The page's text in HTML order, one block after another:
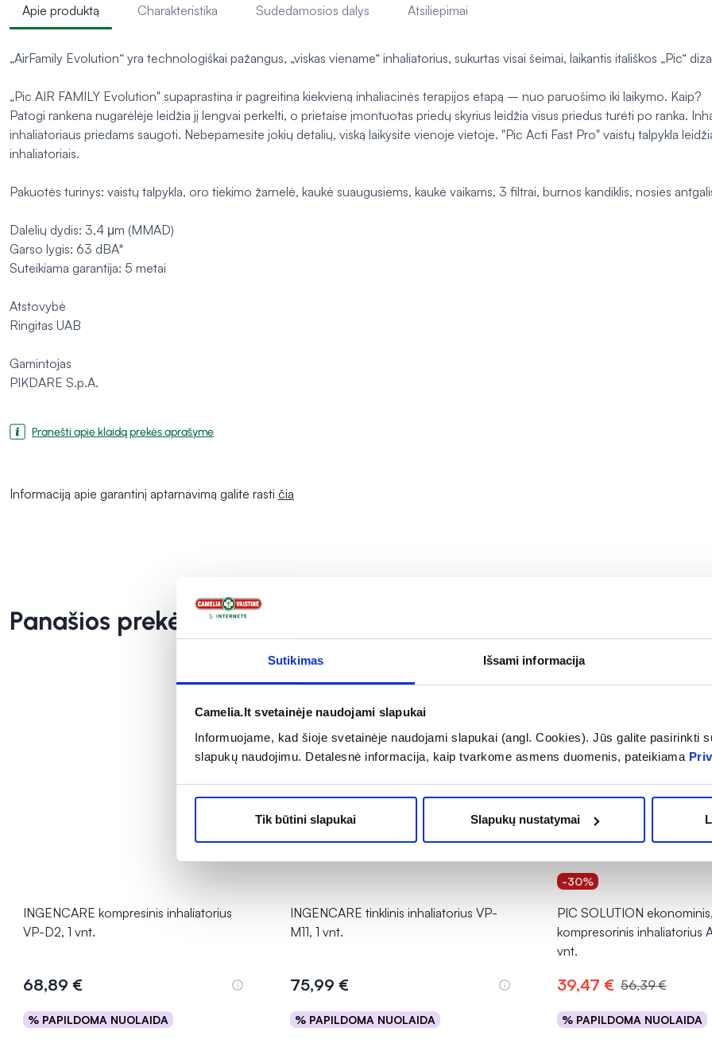
Sutikimas Išsami informacija
Camelia.lt svetainėje naudojami slapukai
Informuojame, kad šioje svetainėje naudojami slapukai (angl. Cookies). Jūs galite pasirinkti
slapukų naudojimu. Detalesnė informacija, kaip tvarkome asmens duomenis, pateikiama
Tik būtini slapukai Slapukų nustatymai
Apie produktą Charakteristika Sudedamosios dalys Atsiliepimai
„AirFamily Evolution“ yra technologiškai pažangus, „viskas viename“ inhaliatorius, sukurtas visai šeimai, laikantis itališkos „Pic“
„Pic AIR FAMILY Evolution" supaprastina ir pagreitina kiekvieną inhaliacinės terapijos etapą – nuo paruošimo iki laikymo. Kaip?
Patogi rankena nugarėlėje leidžia jį lengvai perkelti, o prietaise įmontuotas priedų skyrius leidžia visus priedus turėti po ranka.
inhaliatoriaus priedams saugoti. Nebepamesite jokių detalių, viską laikysite vienoje vietoje. "Pic Acti Fast Pro" vaistų talpykla
inhaliatoriais.
Pakuotės turinys: vaistų talpykla, oro tiekimo žarnelė, kaukė suaugusiems, kaukė vaikams, 3 filtrai, burnos kandiklis, nosies
Dalelių dydis: 3,4 μm (MMAD)
Garso lygis: 63 dBA*
Suteikiama garantija: 5 metai
Atstovybė
Ringitas UAB
​​​​​​​Gamintojas
PIKDARE S.p.A.
Pranešti apie klaidą prekės aprašyme
Informaciją apie garantinį aptarnavimą galite rasti čia
Panašios prekės
INGENCARE kompresinis inhaliatorius
VP-D2, 1 vnt.
68,89 €
% PAPILDOMA NUOLAIDA
Į krepšelį
INGENCARE tinklinis inhaliatorius VP-
M11, 1 vnt.
75,99 €
% PAPILDOMA NUOLAIDA
Į krepšelį
-30%
PIC SOLUTION
kompresorinis inhaliatorius
vnt.
39,47 € 56,39 €
% PAPILDOMA NUOLAIDA
Į krepšelį